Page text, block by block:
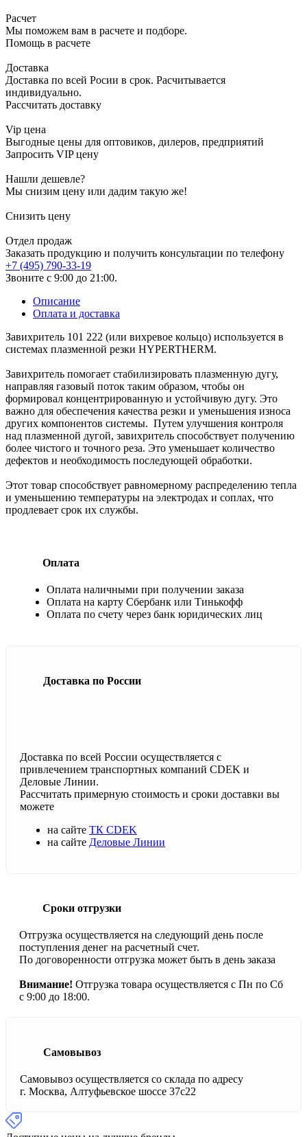
Расчет
Мы поможем вам в расчете и подборе.
Помощь в расчете
Доставка
Доставка по всей Росии в срок. Расчитывается
индивидуально.
Рассчитать доставку
Vip цена
Выгодные цены для оптовиков, дилеров, предприятий
Запросить VIP цену
Нашли дешевле?
Мы снизим цену или дадим такую же!
Снизить цену
Отдел продаж
Заказать продукцию и получить консультации по телефону
+7 (495) 790-33-19
Звоните с 9:00 до 21:00.
Описание
Оплата и доставка
Завихритель 101 222 (или вихревое кольцо) используется в
системах плазменной резки HYPERTHERM.
Завихритель помогает стабилизировать плазменную дугу,
направляя газовый поток таким образом, чтобы он
формировал концентрированную и устойчивую дугу. Это
важно для обеспечения качества резки и уменьшения износа
других компонентов системы. Путем улучшения контроля
над плазменной дугой, завихритель способствует получению
более чистого и точного реза. Это уменьшает количество
дефектов и необходимость последующей обработки.
Этот товар способствует равномерному распределению тепла
и уменьшению температуры на электродах и соплах, что
продлевает срок их службы.
Оплата
Оплата наличными при получении заказа
Оплата на карту Сбербанк или Тинькофф
Оплата по счету через банк юридических лиц
Доставка по России
Доставка по всей России осуществляется с
привлечением транспортных компаний CDEK и
Деловые Линии.
Рассчитать примерную стоимость и сроки доставки вы
можете
на сайте ТК CDEK
на сайте Деловые Линии
Сроки отгрузки
Отгрузка осуществляется на следующий день после
поступления денег на расчетный счет.
По договоренности отгрузка может быть в день заказа
Внимание! Отгрузка товара осуществляется с Пн по Сб
с 9:00 до 18:00.
Самовывоз
Самовывоз осуществляется со склада по адресу
г. Москва, Алтуфьевское шоссе 37с22